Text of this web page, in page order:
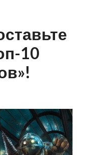
10